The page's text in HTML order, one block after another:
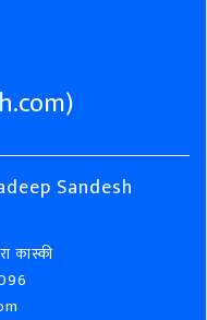
Sandesh
कास्की